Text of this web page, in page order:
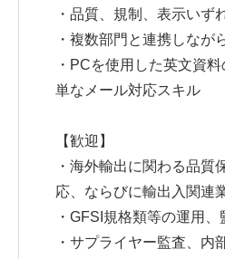
・品質、規制、表示いず
・複数部門と連携しなが
・PCを使用した英文資
単なメール対応スキル
【歓迎】
・海外輸出に関わる品質
応、ならびに輸出入関連
・GFSI規格類等の運用
・サプライヤー監査、内